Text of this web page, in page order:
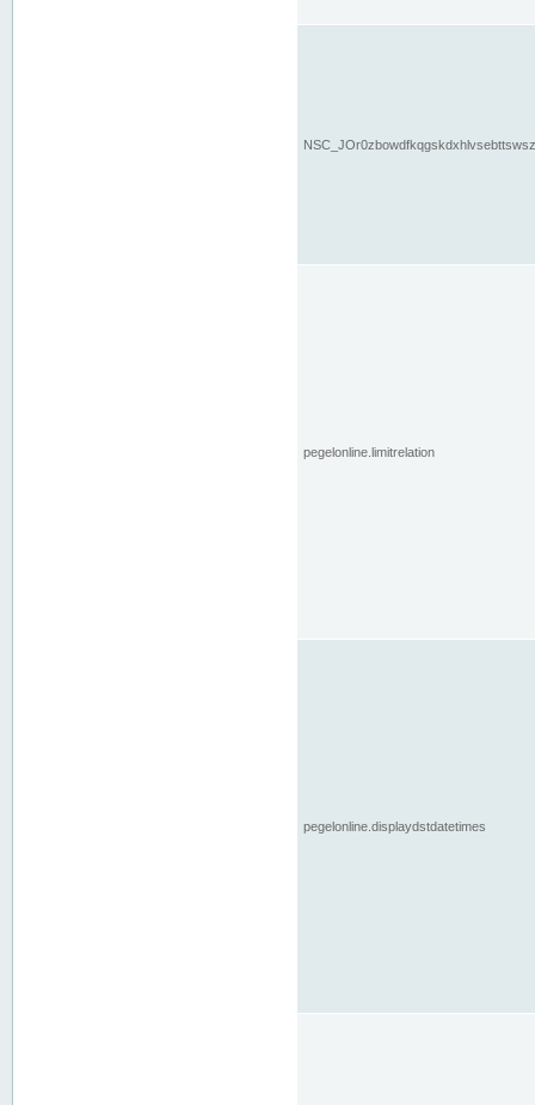
pegelonline.limitrelation
pegelonline.displaydstdatetimes